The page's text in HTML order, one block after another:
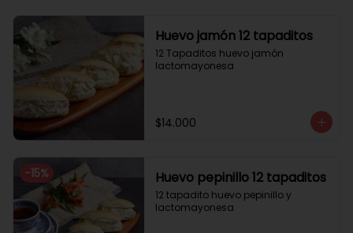
Huevo jamón 12 tapaditos
12 Tapaditos huevo jamón
lactomayonesa
$14.000
-15% Huevo pepinillo 12 tapaditos
12 tapadito huevo pepinillo y
lactomayonesa